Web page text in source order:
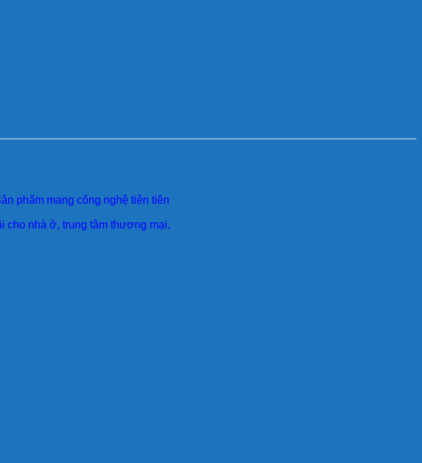
phẩm mang công nghệ tiên tiên
cho nhà ở, trung tâm thương mại,